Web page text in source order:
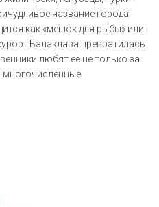
название города
как «мешок для рыбы» или
Балаклава превратилась
любят ее не только за